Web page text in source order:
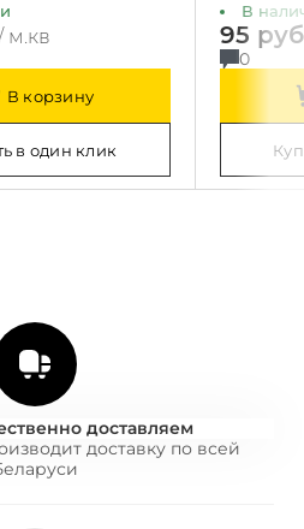
м.кв
В корзину
в один клик
В
95
0
доставляем
доставку по всей